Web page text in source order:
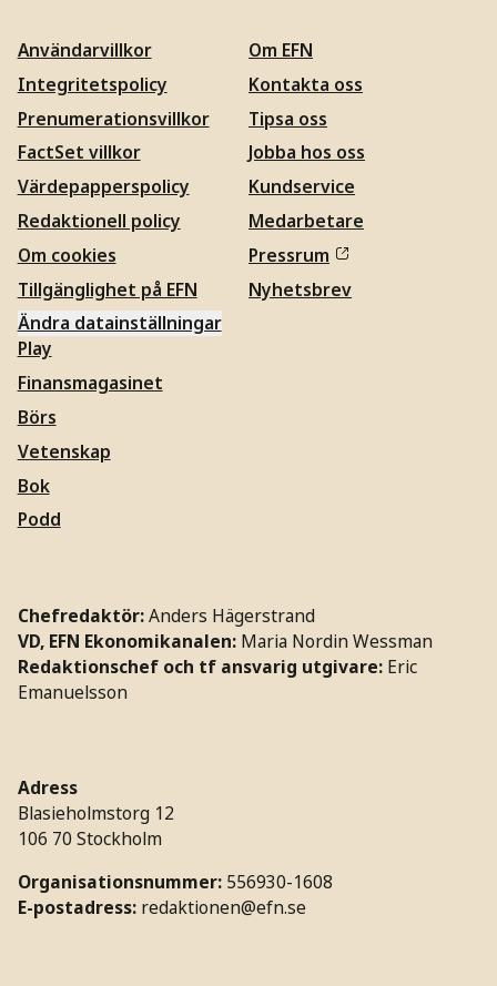
Användarvillkor
Integritetspolicy
Prenumerationsvillkor
FactSet villkor
Värdepapperspolicy
Redaktionell policy
Om cookies
Tillgänglighet på EFN
Ändra datainställningar
Om EFN
Kontakta oss
Tipsa oss
Jobba hos oss
Kundservice
Medarbetare
Pressrum
Nyhetsbrev
Play
Finansmagasinet
Börs
Vetenskap
Bok
Podd
Chefredaktör:Anders Hägerstrand
VD, EFN Ekonomikanalen: Maria Nordin Wessman
Redaktionschef och tf ansvarig utgivare: Eric
Emanuelsson
Adress
Blasieholmstorg 12
106 70 Stockholm
Organisationsnummer: 556930-1608
E-postadress: redaktionen@efn.se